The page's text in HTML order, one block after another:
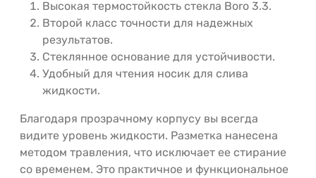
Высокая термостойкость стекла Boro 3.3.
Второй класс точности для надежных
результатов.
Стеклянное основание для устойчивости.
Удобный для чтения носик для слива
жидкости.
Благодаря прозрачному корпусу вы всегда
видите уровень жидкости. Разметка нанесена
методом травления, что исключает ее стирание
со временем. Это практичное и функциональное